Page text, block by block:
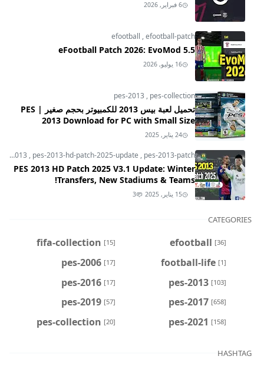
6 فبراير, 2026
efootball ,efootball-patch
eFootball Patch 2026: EvoMod 5.5
16 يوليو, 2026
pes-2013 , pes-collection
تحميل لعبة بيس 2013 للكمبيوتر بحجم صغير | PES
2013 Download for PC with Small Size
24 يناير, 2025
pes-2013 , pes-2013-hd-patch-2025-update , pes-2013-patch
PES 2013 HD Patch 2025 V3.1 Update: Winter
Transfers, New Stadiums & Teams!
15 يناير, 2025 3
CATEGORIES
efootball [36]
fifa-collection [15]
football-life [1]
pes-2006 [17]
pes-2013 [103]
pes-2016 [17]
pes-2017 [658]
pes-2019 [57]
pes-2021 [158]
pes-collection [20]
HASHTAG